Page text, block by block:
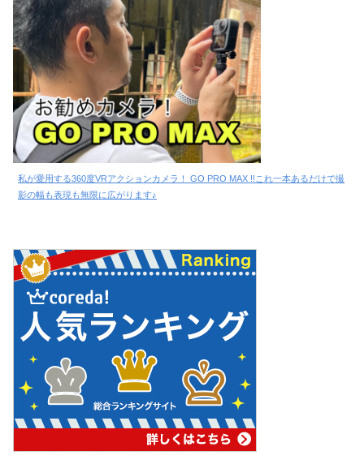
私が愛用する360度VRアクションカメラ！ GO PRO MAX !!これ一本あるだけで撮
影の幅も表現も無限に広がります♪